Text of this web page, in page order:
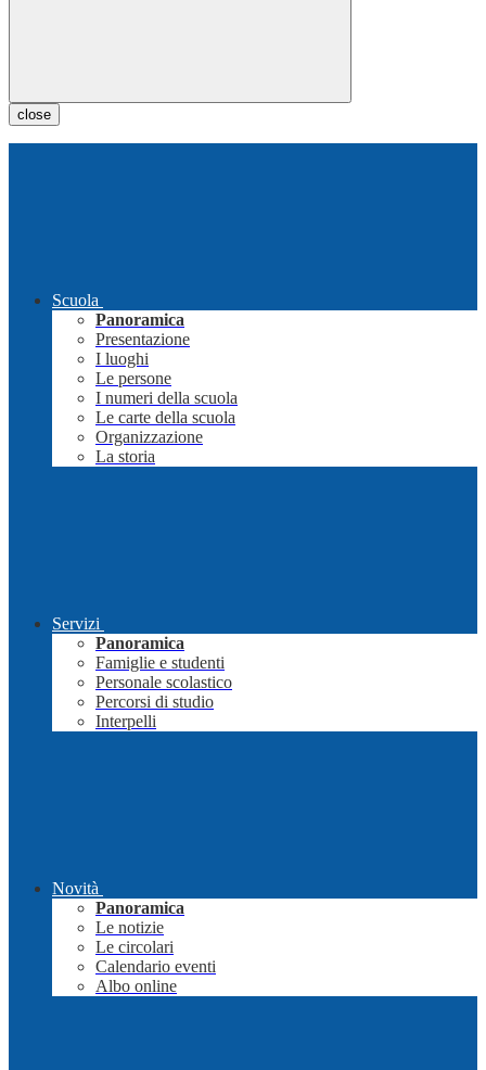
close
Scuola
Panoramica
Presentazione
I luoghi
Le persone
I numeri della scuola
Le carte della scuola
Organizzazione
La storia
Servizi
Panoramica
Famiglie e studenti
Personale scolastico
Percorsi di studio
Interpelli
Novità
Panoramica
Le notizie
Le circolari
Calendario eventi
Albo online